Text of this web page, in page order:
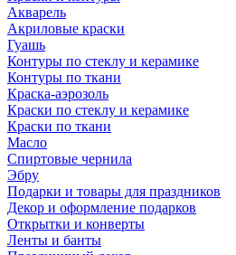
Акварель
Акриловые краски
Гуашь
Контуры по стеклу и керамике
Контуры по ткани
Краска-аэрозоль
Краски по стеклу и керамике
Краски по ткани
Масло
Спиртовые чернила
Эбру
Подарки и товары для праздников
Декор и оформление подарков
Открытки и конверты
Ленты и банты